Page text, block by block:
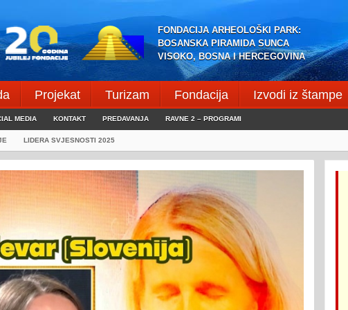
FONDACIJA ARHEOLOŠKI PARK:
BOSANSKA PIRAMIDA SUNCA
VISOKO, BOSNA I HERCEGOVINA
Projekat Turizam Fondacija Izvodi iz štampe
MEDIA KONTAKT PREDAVANJA RAVNE 2 – PROGRAMI
LIDERA SVJESNOSTI 2025